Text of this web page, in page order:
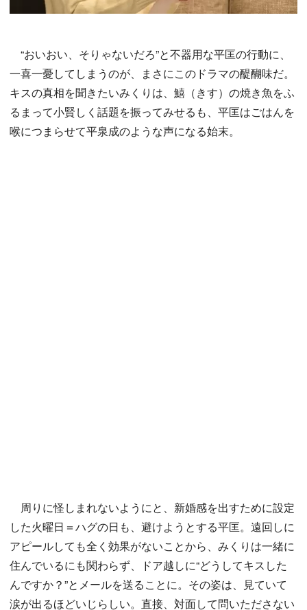
“おいおい、そりゃないだろ”と不器用な平匡の行動に、
一喜一憂してしまうのが、まさにこのドラマの醍醐味だ。
キスの真相を聞きたいみくりは、鱚（きす）の焼き魚をふ
るまって小賢しく話題を振ってみせるも、平匡はごはんを
喉につまらせて平泉成のような声になる始末。
周りに怪しまれないようにと、新婚感を出すために設定
した火曜日＝ハグの日も、避けようとする平匡。遠回しに
アピールしても全く効果がないことから、みくりは一緒に
住んでいるにも関わらず、ドア越しに“どうしてキスした
んですか？”とメールを送ることに。その姿は、見ていて
涙が出るほどいじらしい。直接、対面して問いたださない